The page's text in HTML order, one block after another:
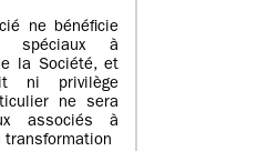
ne bénéficie
spéciaux à
la Société, et
ni privilège
ne sera
associés à
transformation